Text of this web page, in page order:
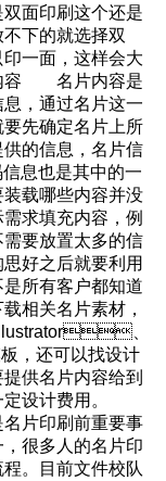
是双面印刷这个还是
不下的就选择双
一面，这样会大
内容 名片内容是
，通过名片这一
要先确定名片上所
的信息，名片信
信息也是其中的一
要装载哪些内容并没
求填充内容，例
需要放置太多的信
好之后就要利用
是所有客户都知道
关名片素材，
、
，还可以找设计
提供名片内容给到
设计费用。
片印刷前重要事
，很多人的名片印
。目前文件校队